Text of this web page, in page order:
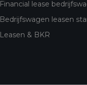
Financial lease
Bedrijfswagen leasen
Leasen & BKR